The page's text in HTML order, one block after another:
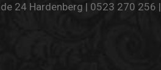
24 Hardenberg | 0523 270 256 |